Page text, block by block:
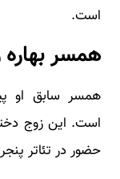
است.
همسر
همسر سابق او
است. این زوج
حضور در تئاتر